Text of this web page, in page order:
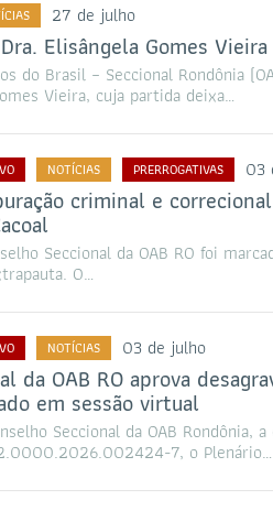
27 de julho
Elisângela Gomes Vieira
do Brasil – Seccional Rondônia
Vieira, cuja partida deixa…
NOTÍCIAS PRERROGATIVAS 03
criminal e
Seccional da OAB RO foi
O…
NOTÍCIAS 03 de julho
da OAB RO aprova
em sessão virtual
Seccional da OAB
7, o Plenário…